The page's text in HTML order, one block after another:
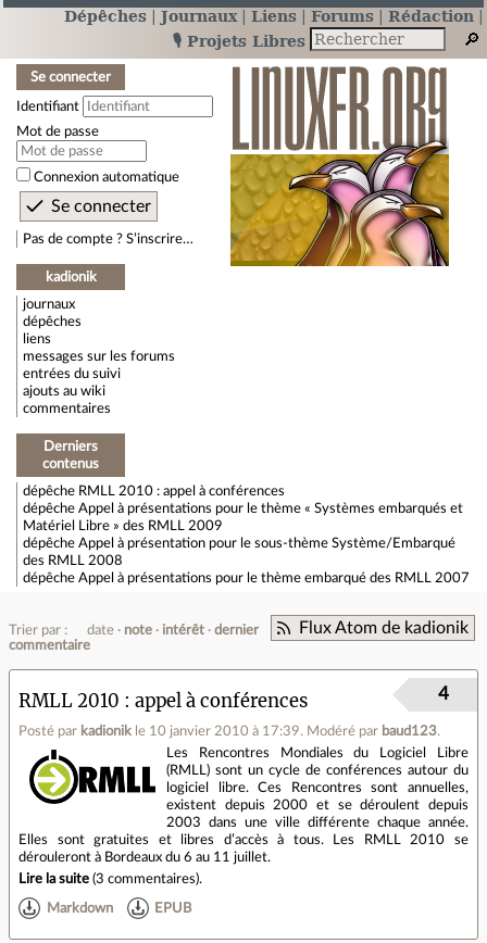
Dépêches Journaux Liens Forums
Rédaction
🎙️ Projets Libres
Se connecter
Identifiant
Mot de passe
Connexion automatique
Pas de compte ? S’inscrire…
kadionik
journaux
dépêches
liens
messages sur les forums
entrées du suivi
ajouts au wiki
commentaires
Derniers
contenus
dépêche RMLL 2010 : appel à conférences
dépêche Appel à présentations pour le thème « Systèmes embarqués et
Matériel Libre » des RMLL 2009
dépêche Appel à présentation pour le sous-thème Système/Embarqué
des RMLL 2008
dépêche Appel à présentations pour le thème embarqué des RMLL 2007
Flux Atom de kadionik
Trier par : date note intérêt
dernier
commentaire
RMLL 2010 : appel à conférences
Posté par kadionik le 10 janvier 2010 à 17:39. Modéré par baud123.
4
Les Rencontres Mondiales du Logiciel Libre
(RMLL) sont un cycle de conférences autour du
logiciel libre. Ces Rencontres sont annuelles,
existent depuis 2000 et se déroulent depuis
2003 dans une ville différente chaque année.
Elles sont gratuites et libres d’accès à tous. Les RMLL 2010 se
dérouleront à Bordeaux du 6 au 11 juillet.
Lire la suite (3 commentaires).
Markdown EPUB